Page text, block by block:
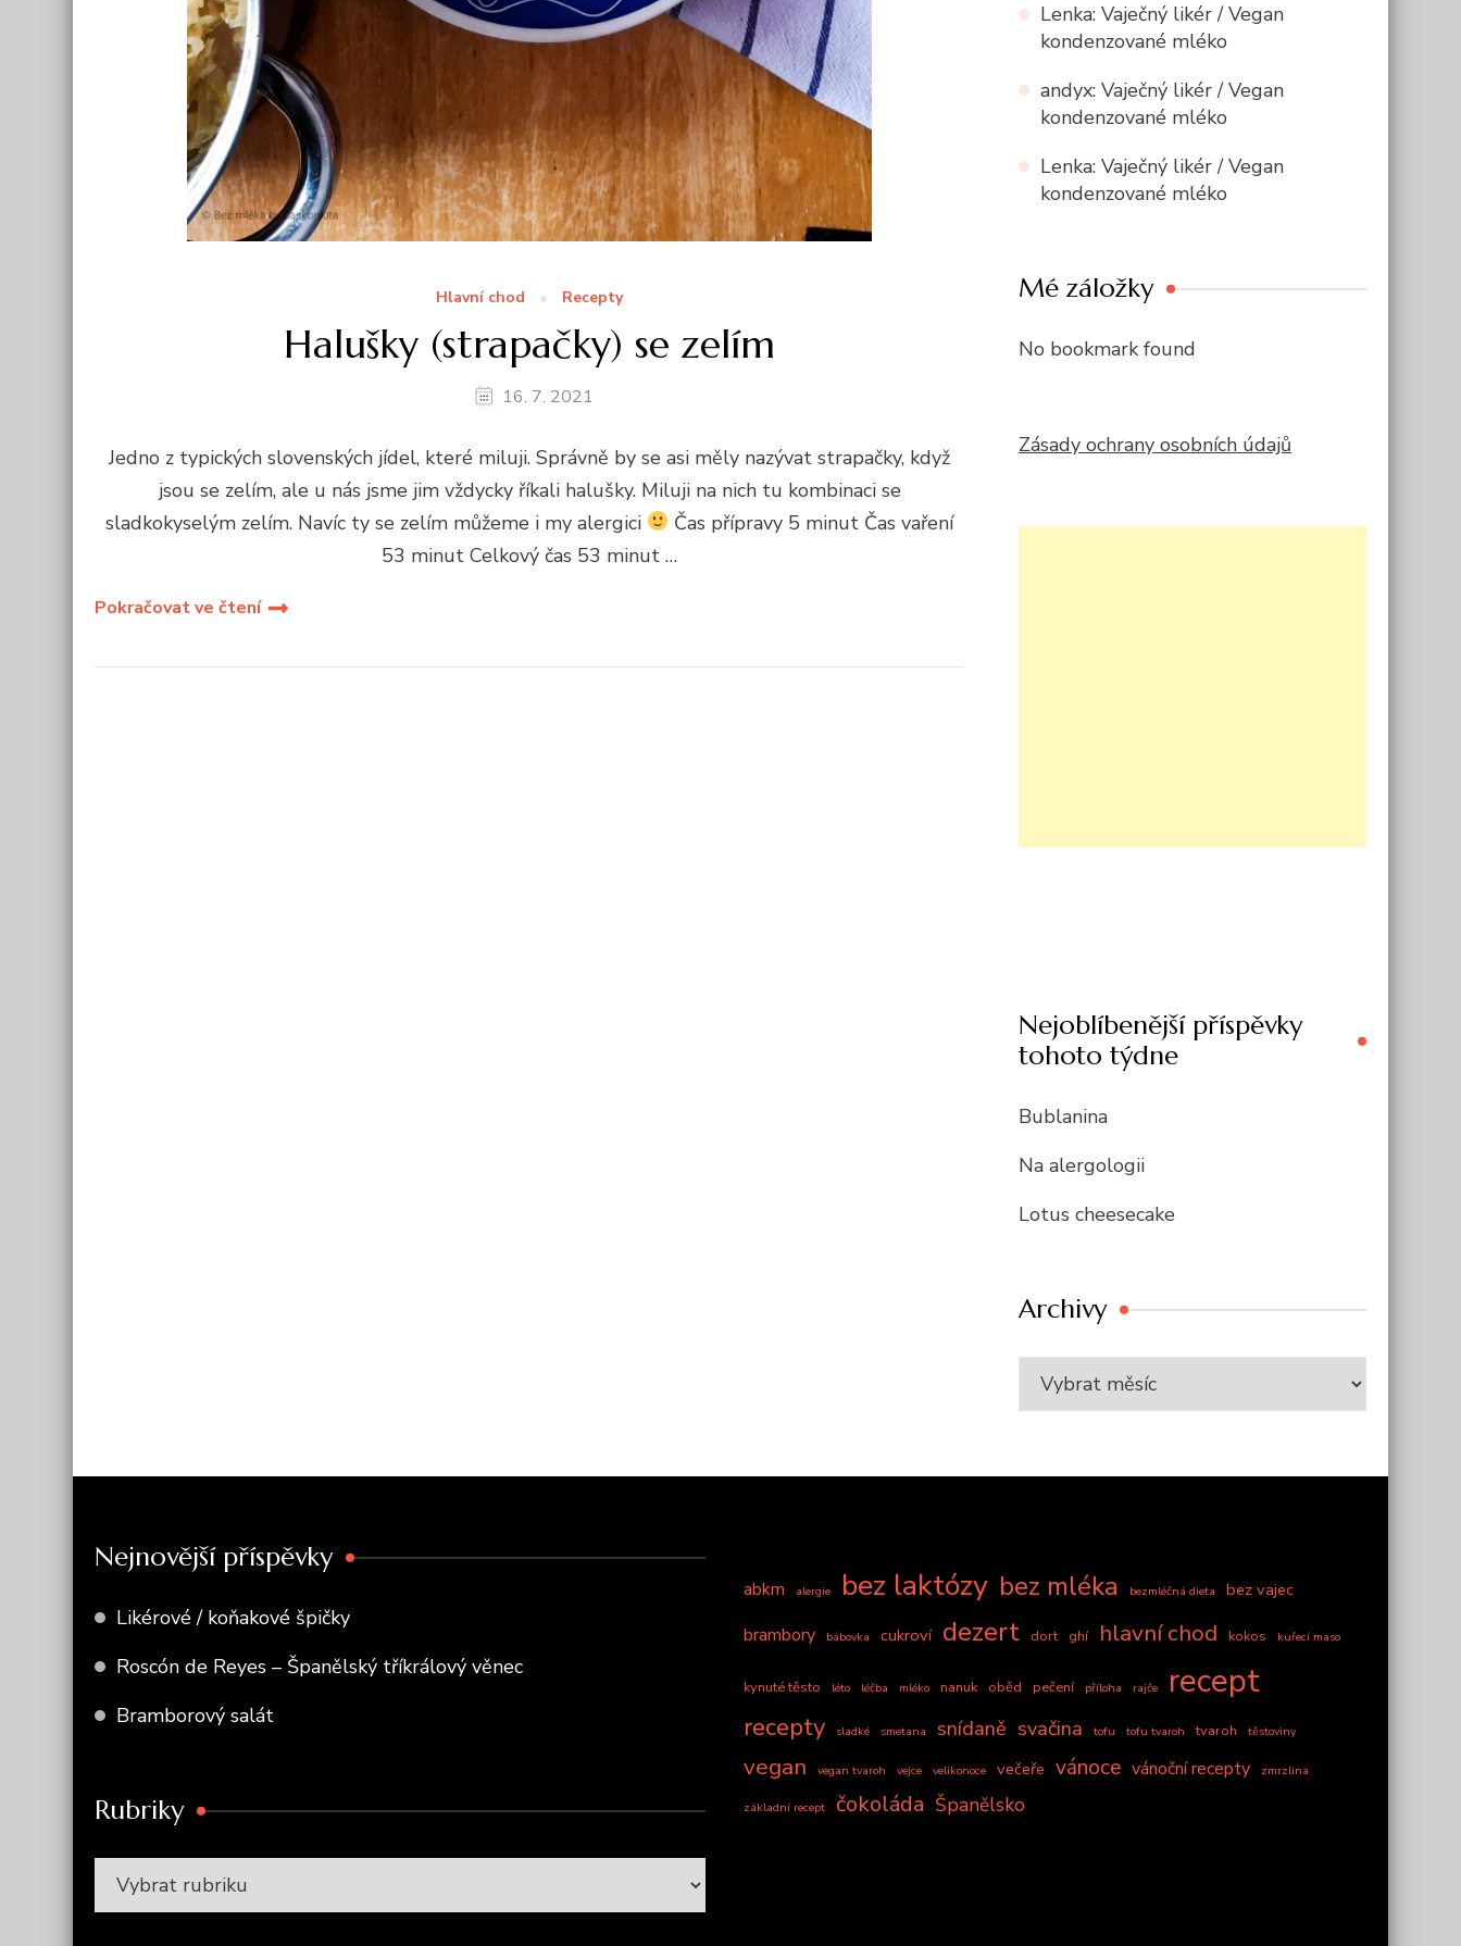
Hlavní chod Recepty
Halušky (strapačky) se zelím
16. 7. 2021
Jedno z typických slovenských jídel, které miluji. Správně by se asi měly nazývat strapačky, když
jsou se zelím, ale u nás jsme jim vždycky říkali halušky. Miluji na nich tu kombinaci se
sladkokyselým zelím. Navíc ty se zelím můžeme i my alergici
Čas přípravy 5 minut Čas vaření
53 minut Celkový čas 53 minut …
Pokračovat ve čtení
Lenka: Vaječný likér / Vegan
kondenzované mléko
andyx: Vaječný likér / Vegan
kondenzované mléko
Lenka: Vaječný likér / Vegan
kondenzované mléko
Mé záložky
No bookmark found
Zásady ochrany osobních údajů
Nejoblíbenější příspěvky
tohoto týdne
Bublanina
Na alergologii
Lotus cheesecake
Archivy
Nejnovější příspěvky
Likérové / koňakové špičky
Roscón de Reyes – Španělský tříkrálový věnec
Bramborový salát
Rubriky
abkm alergie bez laktózy bez mléka bezmléčná dieta bez vajec
brambory bábovka cukroví dezert dort ghí hlavní chod kokos kuřecí maso
kynuté těsto léto léčba mléko nanuk oběd pečení příloha rajče recept
recepty sladké smetana snídaně svačina tofu tofu tvaroh tvaroh těstoviny
vegan vegan tvaroh vejce velikonoce večeře vánoce vánoční recepty zmrzlina
základní recept čokoláda Španělsko